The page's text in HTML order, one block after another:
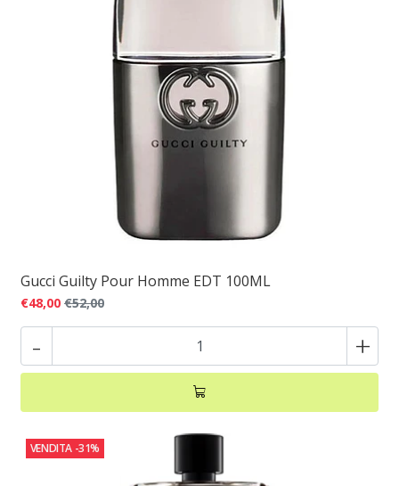
Gucci Guilty Pour Homme EDT 100ML
€48,00 €52,00
- +
VENDITA -31%